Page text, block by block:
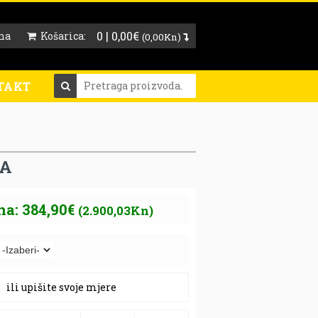
0 | 0,00€ (0,00Kn)
Košarica:
384,90€ (2.900,03Kn)
ili upišite svoje mjere